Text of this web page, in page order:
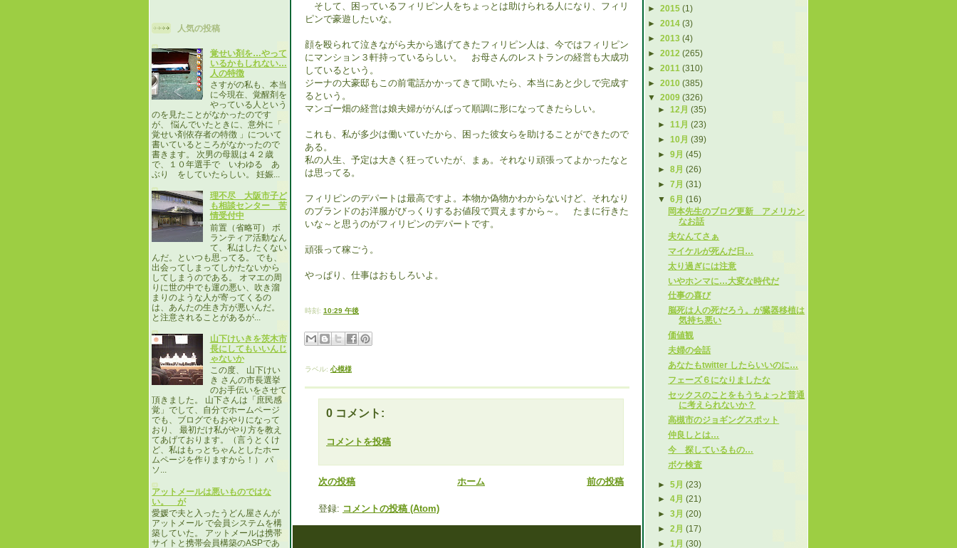
人気の投稿
覚せい剤を…やって
いるかもしれない…
人の特徴
さすがの私も、本当
に今現在、覚醒剤を
やっている人という
のを見たことがなかったのです
が、 悩んでいたときに、意外に「
覚せい剤依存者の特徴 」について
書いているところがなかったので
書きます。 次男の母親は４２歳
で、１０年選手で いわゆる あ
ぶり をしていたらしい。 妊娠...
理不尽 大阪市子ど
も相談センター 苦
情受付中
前置（省略可） ボ
ランティア活動なん
て、私はしたくない
んだ。といつも思ってる。 でも、
出会ってしまってしかたないから
してしまうのである。 オマエの周
りに世の中でも運の悪い、吹き溜
まりのような人が寄ってくるの
は、あんたの生き方が悪いんだ。
と注意されることがあるが...
山下けいきを茨木市
長にしてもいいんじ
ゃないか
この度、 山下けい
き さんの市長選挙
のお手伝いをさせて
頂きました。 山下さんは「庶民感
覚」でして、自分でホームページ
でも、ブログでもおやりになって
おり、 最初だけ私がやり方を教え
てあげております。（言うとくけ
ど、私はもっとちゃんとしたホー
ムページを作りますから！） パ
ソ...
アットメールは悪いものではな
い。 が
愛媛で夫と入ったうどん屋さんが
アットメール で会員システムを構
築していた。 アットメールは携帯
サイトと携帯会員構築のASPであ
► 2015 (1)
► 2014 (3)
► 2013 (4)
► 2012 (265)
► 2011 (310)
► 2010 (385)
▼ 2009 (326)
►12月(35)
►11月(23)
►10月(39)
►9月(45)
►8月(26)
►7月(31)
▼6月(16)
岡本先生のブログ更新 アメリカン
なお話
夫なんてさぁ
マイケルが死んだ日…
太り過ぎには注意
いやホンマに…大変な時代だ
仕事の喜び
脳死は人の死だろう。が臓器移植は
気持ち悪い
価値観
夫婦の会話
あなたもtwitter したらいいのに…
フェーズ６になりましたな
セックスのことをもうちょっと普通
に考えられないか？
高槻市のジョギングスポット
仲良しとは…
今 探しているもの…
ボケ検査
►5月(23)
►4月(21)
►3月(20)
►2月(17)
►1月(30)
そして、困っているフィリピン人をちょっとは助けられる人になり、フィリ
ピンで豪遊したいな。
顔を殴られて泣きながら夫から逃げてきたフィリピン人は、今ではフィリピン
にマンション３軒持っているらしい。 お母さんのレストランの経営も大成功
しているという。
ジーナの大豪邸もこの前電話かかってきて聞いたら、本当にあと少しで完成す
るという。
マンゴー畑の経営は娘夫婦ががんばって順調に形になってきたらしい。
これも、私が多少は働いていたから、困った彼女らを助けることができたので
ある。
私の人生、予定は大きく狂っていたが、まぁ。それなり頑張ってよかったなと
は思ってる。
フィリピンのデパートは最高ですよ。本物か偽物かわからないけど、それなり
のブランドのお洋服がびっくりするお値段で買えますから～。 たまに行きた
いな～と思うのがフィリピンのデパートです。
頑張って稼ごう。
やっぱり、仕事はおもしろいよ。
時刻: 10:29 午後
ラベル: 心模様
0 コメント:
コメントを投稿
次の投稿 前の投稿
ホーム
登録: コメントの投稿 (Atom)